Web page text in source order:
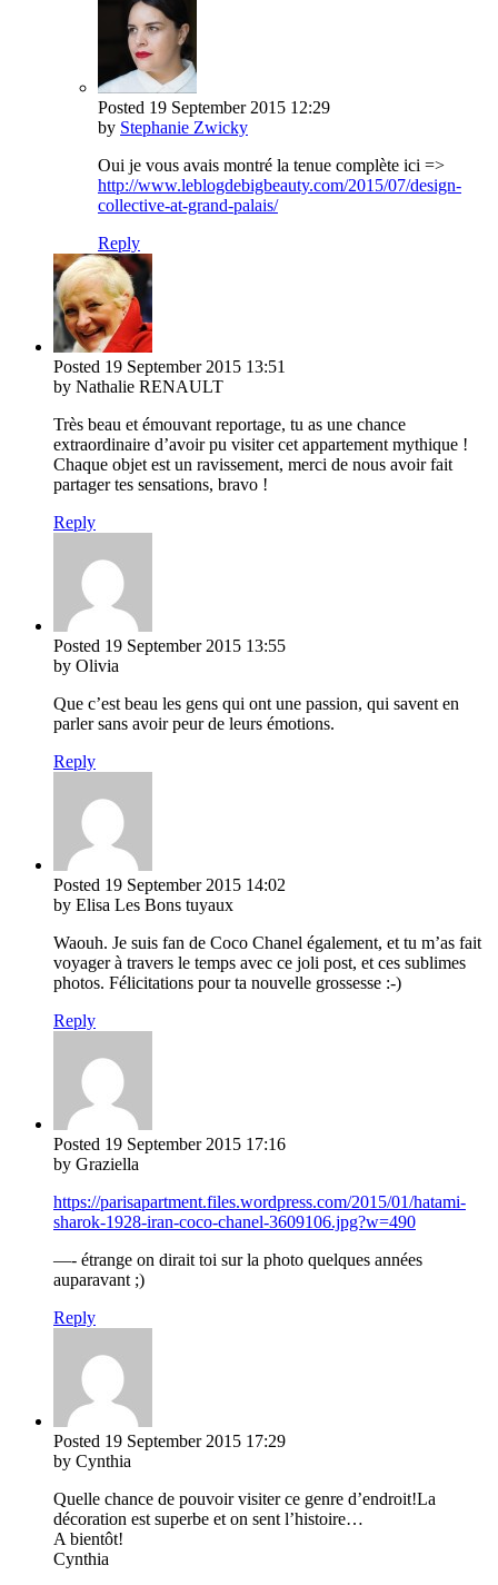
Posted 19 September 2015 12:29
by Stephanie Zwicky
Oui je vous avais montré la tenue complète ici =>
http://www.leblogdebigbeauty.com/2015/07/design-
collective-at-grand-palais/
Reply
Posted 19 September 2015 13:51
by Nathalie RENAULT
Très beau et émouvant reportage, tu as une chance
extraordinaire d’avoir pu visiter cet appartement mythique !
Chaque objet est un ravissement, merci de nous avoir fait
partager tes sensations, bravo !
Reply
Posted 19 September 2015 13:55
by Olivia
Que c’est beau les gens qui ont une passion, qui savent en
parler sans avoir peur de leurs émotions.
Reply
Posted 19 September 2015 14:02
by Elisa Les Bons tuyaux
Waouh. Je suis fan de Coco Chanel également, et tu m’as fait
voyager à travers le temps avec ce joli post, et ces sublimes
photos. Félicitations pour ta nouvelle grossesse :-)
Reply
Posted 19 September 2015 17:16
by Graziella
https://parisapartment.files.wordpress.com/2015/01/hatami-
sharok-1928-iran-coco-chanel-3609106.jpg?w=490
—- étrange on dirait toi sur la photo quelques années
auparavant ;)
Reply
Posted 19 September 2015 17:29
by Cynthia
Quelle chance de pouvoir visiter ce genre d’endroit!La
décoration est superbe et on sent l’histoire…
A bientôt!
Cynthia